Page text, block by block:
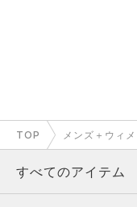
TOP メンズ＋ウィ
すべてのアイテム